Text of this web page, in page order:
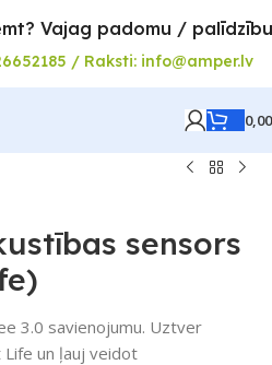
Vajag padomu /
/ Raksti: info@amper.lv
sensors
3.0 savienojumu. Uztver
un ļauj veidot